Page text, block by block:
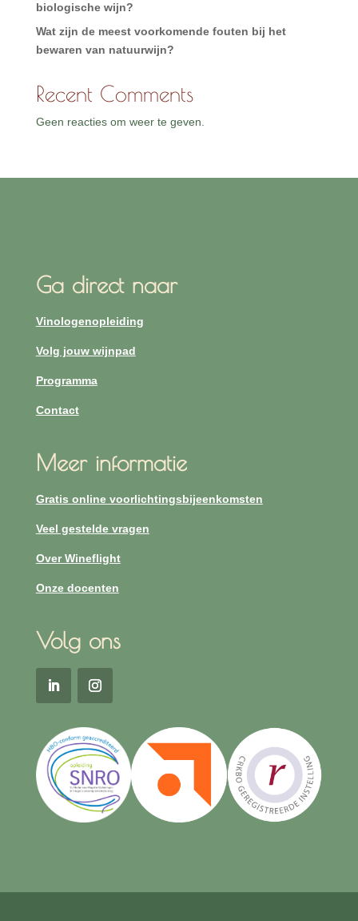
biologische wijn?
Wat zijn de meest voorkomende fouten bij het
bewaren van natuurwijn?
Recent Comments
Geen reacties om weer te geven.
Ga direct naar
Vinologenopleiding
Volg jouw wijnpad
Programma
Contact
Meer informatie
Gratis online voorlichtingsbijeenkomsten
Veel gestelde vragen
Over Wineflight
Onze docenten
Volg ons